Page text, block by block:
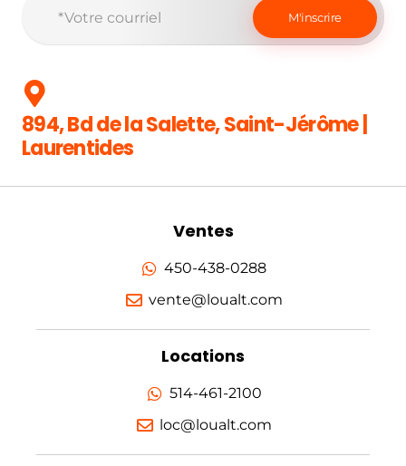
894, Bd de la Salette, Saint-Jérôme |
Laurentides
Ventes
450-438-0288
vente@loualt.com
Locations
514-461-2100
loc@loualt.com